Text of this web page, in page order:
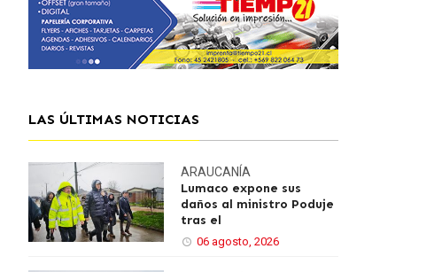
LAS ÚLTIMAS NOTICIAS
ARAUCANÍA
Lumaco expone sus
daños al ministro Poduje
tras el
06 agosto, 2026